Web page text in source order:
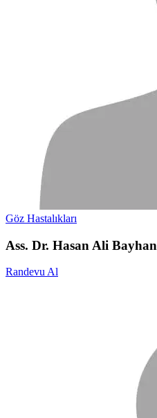
Göz Hastalıkları
Ass. Dr. Hasan Ali Bayhan
Randevu Al